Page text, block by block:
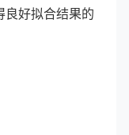
良好拟合结果的